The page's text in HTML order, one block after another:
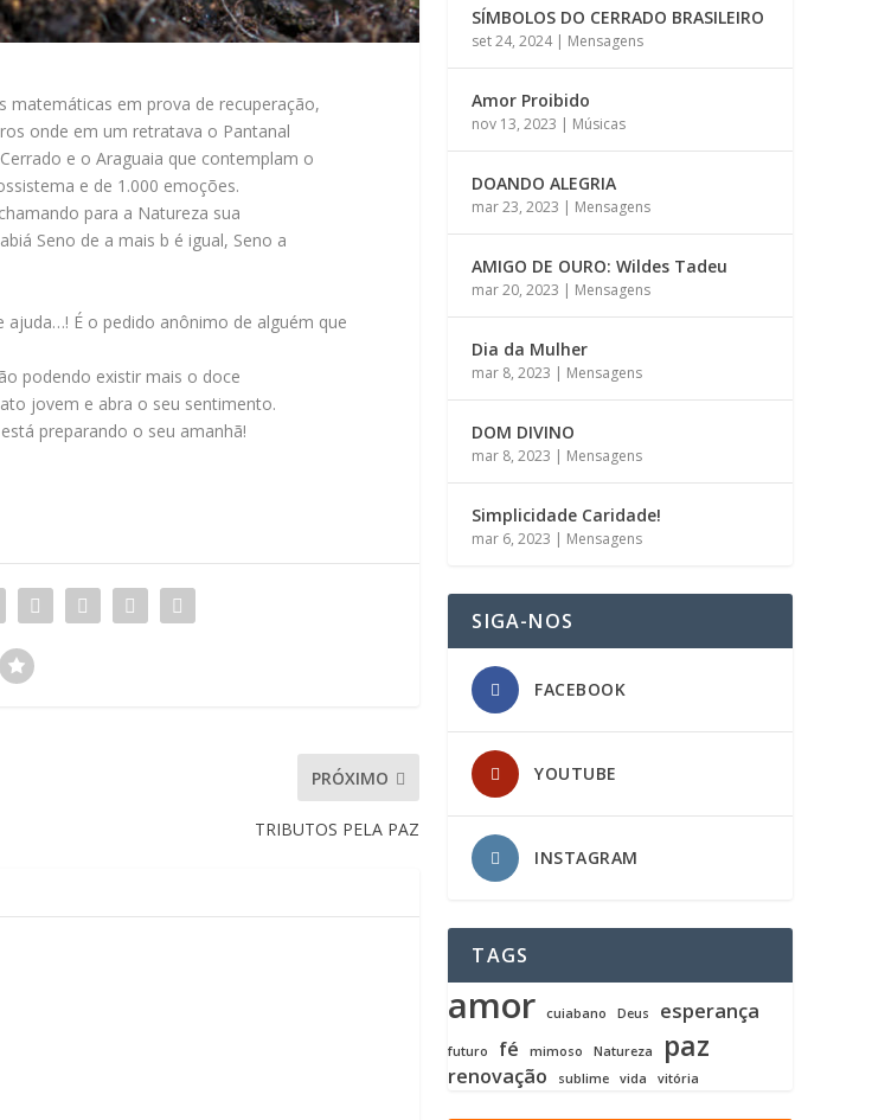
matemáticas em prova de recuperação,
onde em um retratava o Pantanal
e o Araguaia que contemplam o
e de 1.000 emoções.
para a Natureza sua
Seno de a mais b é igual, Seno a
ajuda…! É o pedido anônimo de alguém que
podendo existir mais o doce
jovem e abra o seu sentimento.
preparando o seu amanhã!
PRÓXIMO
TRIBUTOS PELA PAZ
SÍMBOLOS DO CERRADO BRASILEIRO
set 24, 2024| Mensagens
Amor Proibido
nov 13, 2023 | Músicas
DOANDO ALEGRIA
mar 23, 2023 | Mensagens
AMIGO DE OURO: Wildes Tadeu
mar 20, 2023 | Mensagens
Dia da Mulher
mar 8, 2023 | Mensagens
DOM DIVINO
mar 8, 2023 | Mensagens
Simplicidade Caridade!
mar 6, 2023 | Mensagens
SIGA-NOS
FACEBOOK
YOUTUBE
INSTAGRAM
TAGS
amor cuiabano Deus esperança
futuro fé mimoso Natureza paz
renovação sublime vida vitória